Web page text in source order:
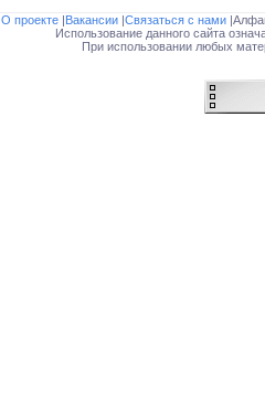
О проекте |Вакансии |Связаться с нами
Использование данного сайта
При использовании любых